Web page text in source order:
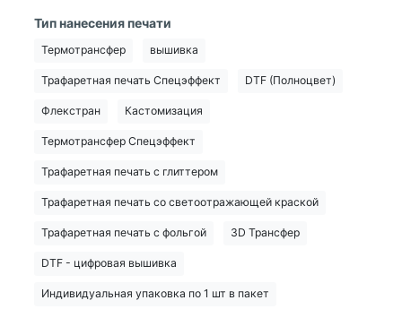
Тип нанесения печати
Термотрансфер вышивка
Трафаретная печать Спецэффект DTF (Полноцвет)
Флекстран Кастомизация
Термотрансфер Спецэффект
Трафаретная печать с глиттером
Трафаретная печать со светоотражающей краской
Трафаретная печать с фольгой 3D Трансфер
DTF - цифровая вышивка
Индивидуальная упаковка по 1 шт в пакет